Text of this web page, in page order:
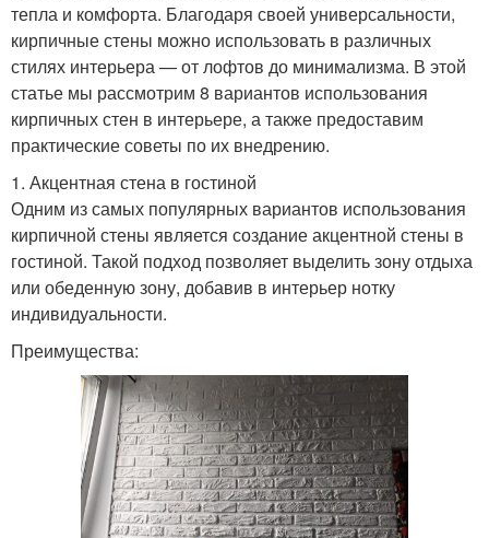
тепла и комфорта. Благодаря своей универсальности,
кирпичные стены можно использовать в различных
стилях интерьера — от лофтов до минимализма. В этой
статье мы рассмотрим 8 вариантов использования
кирпичных стен в интерьере, а также предоставим
практические советы по их внедрению.
1. Акцентная стена в гостиной
Одним из самых популярных вариантов использования
кирпичной стены является создание акцентной стены в
гостиной. Такой подход позволяет выделить зону отдыха
или обеденную зону, добавив в интерьер нотку
индивидуальности.
Преимущества: